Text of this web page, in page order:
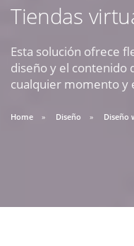
Tiendas
Esta solución ofrece
diseño y el contenido
cualquier momento y
Home Diseño Diseño
09:30